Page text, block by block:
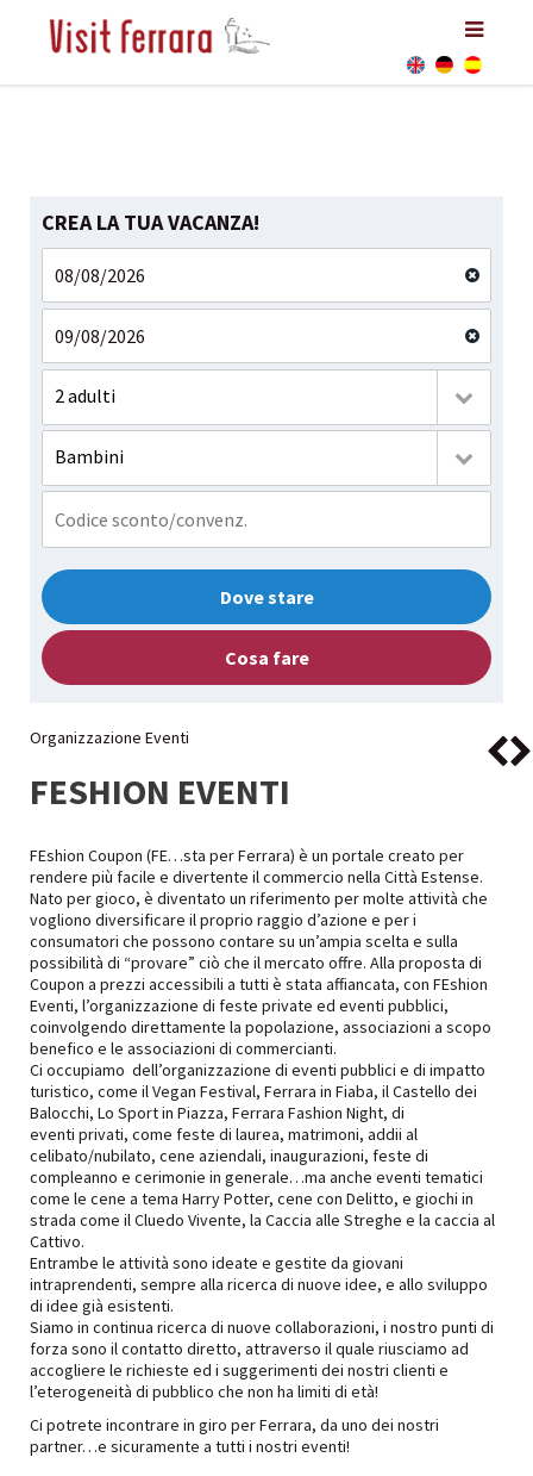
CREA LA TUA VACANZA!
2 adulti
Bambini
Dove stare
Cosa fare
Organizzazione Eventi
FESHION EVENTI
FEshion Coupon (FE…sta per Ferrara) è un portale creato per
rendere più facile e divertente il commercio nella Città Estense.
Nato per gioco, è diventato un riferimento per molte attività che
vogliono diversificare il proprio raggio d’azione e per i
consumatori che possono contare su un’ampia scelta e sulla
possibilità di “provare” ciò che il mercato offre. Alla proposta di
Coupon a prezzi accessibili a tutti è stata affiancata, con FEshion
Eventi, l’organizzazione di feste private ed eventi pubblici,
coinvolgendo direttamente la popolazione, associazioni a scopo
benefico e le associazioni di commercianti.
Ci occupiamo dell’organizzazione di eventi pubblici e di impatto
turistico, come il Vegan Festival, Ferrara in Fiaba, il Castello dei
Balocchi, Lo Sport in Piazza, Ferrara Fashion Night, di
eventi privati, come feste di laurea, matrimoni, addii al
celibato/nubilato, cene aziendali, inaugurazioni, feste di
compleanno e cerimonie in generale…ma anche eventi tematici
come le cene a tema Harry Potter, cene con Delitto, e giochi in
strada come il Cluedo Vivente, la Caccia alle Streghe e la caccia al
Cattivo.
Entrambe le attività sono ideate e gestite da giovani
intraprendenti, sempre alla ricerca di nuove idee, e allo sviluppo
di idee già esistenti.
Siamo in continua ricerca di nuove collaborazioni, i nostro punti di
forza sono il contatto diretto, attraverso il quale riusciamo ad
accogliere le richieste ed i suggerimenti dei nostri clienti e
l’eterogeneità di pubblico che non ha limiti di età!
Ci potrete incontrare in giro per Ferrara, da uno dei nostri
partner…e sicuramente a tutti i nostri eventi!